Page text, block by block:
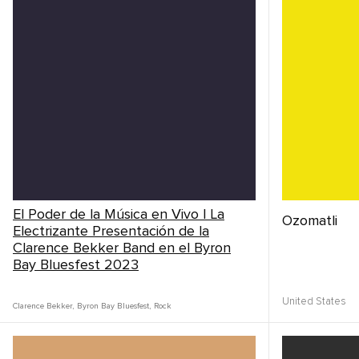
El Poder de la Música en Vivo | La
Electrizante Presentación de la
Clarence Bekker Band en el Byron
Bay Bluesfest 2023
Clarence Bekker, Byron Bay Bluesfest, Rock
Ozomatli
United States